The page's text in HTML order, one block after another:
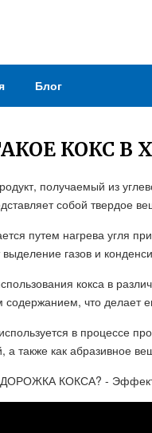
Блог
КОКС В
получаемый из
собой твердое
путем нагрева угля
выделение газов и
кокса в
содержанием, что делает
в процессе
а также как абразивное
ДОРОЖКА КОКСА? - Эффект